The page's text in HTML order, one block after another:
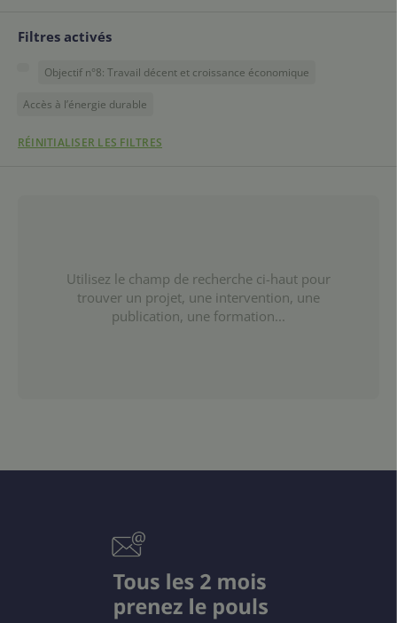
Filtres activés
Objectif n°8: Travail décent et croissance économique
Accès à l’énergie durable
RÉINITIALISER LES FILTRES
Utilisez le champ de recherche ci-haut pour
trouver un projet, une intervention, une
publication, une formation...